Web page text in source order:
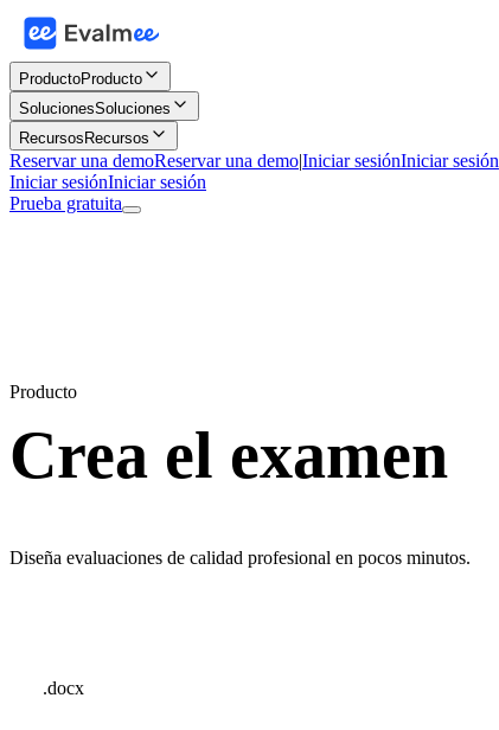
ProductoProducto
SolucionesSoluciones
Recursos Recursos
Reservar una demoReservar una demo|Iniciar sesiónIniciar sesión
Iniciar sesiónIniciar sesión
Prueba gratuita
Producto
Crea el examen
Diseña evaluaciones de calidad profesional en pocos minutos.
.docx